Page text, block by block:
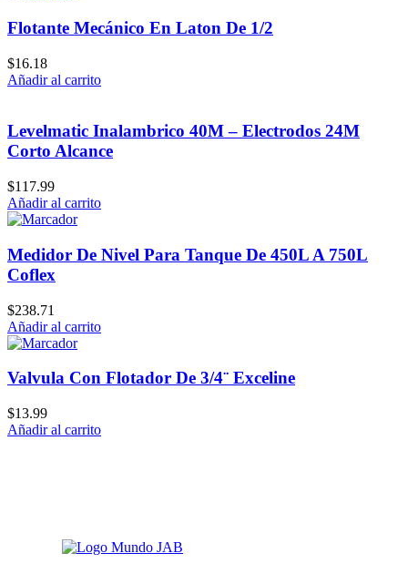
Flotante Mecánico En Laton De 1/2
$16.18
Añadir al carrito
Levelmatic Inalambrico 40M – Electrodos 24M
Corto Alcance
$117.99
Añadir al carrito
Medidor De Nivel Para Tanque De 450L A 750L
Coflex
$238.71
Añadir al carrito
Valvula Con Flotador De 3/4¨ Exceline
$13.99
Añadir al carrito